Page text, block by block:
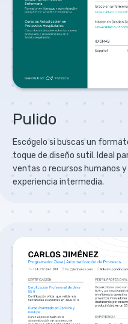
Pulido
Escógelo si buscas un
toque de diseño sutil. Ideal
ventas o recursos humanos
experiencia intermedia.